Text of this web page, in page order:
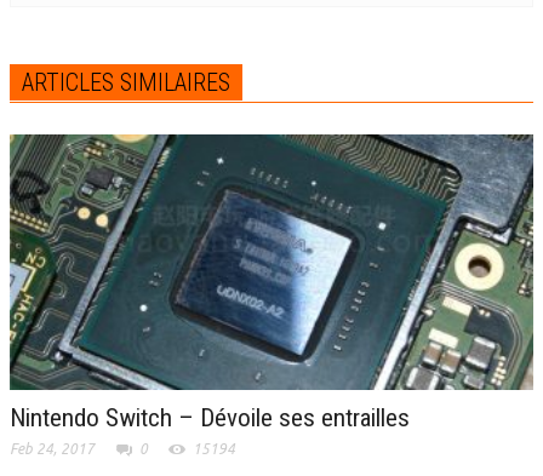
ARTICLES SIMILAIRES
Nintendo Switch – Dévoile ses entrailles
Feb 24, 2017 0 15194